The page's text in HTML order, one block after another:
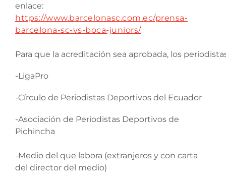
enlace:
https://www.barcelonasc.com.ec/prensa-
barcelona-sc-vs-boca-juniors/
Para que la acreditación sea aprobada, los
-LigaPro
-Círculo de Periodistas Deportivos del Ecuador
-Asociación de Periodistas Deportivos de
Pichincha
-Medio del que labora (extranjeros y con carta
del director del medio)